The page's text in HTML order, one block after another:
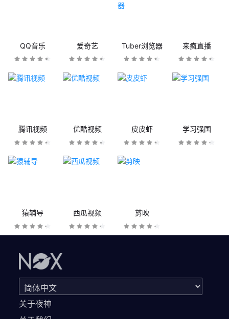
QQ音乐 爱奇艺 Tuber浏览器 来疯直播
腾讯视频 优酷视频 皮皮虾 学习强国
猿辅导 西瓜视频 剪映
关于夜神